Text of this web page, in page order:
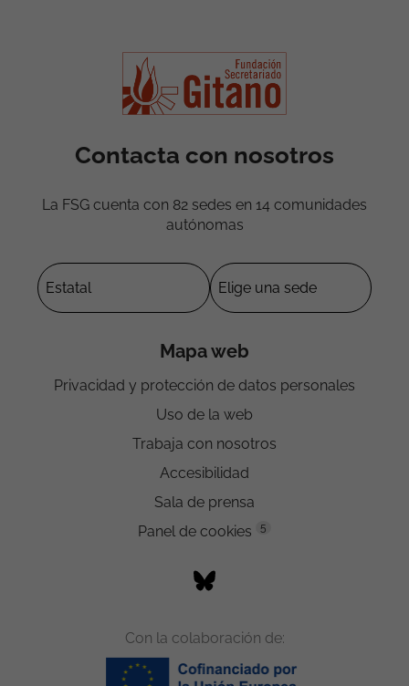
Contacta con nosotros
La FSG cuenta con 82 sedes en 14 comunidades
autónomas
Mapa web
Privacidad y protección de datos personales
Uso de la web
Trabaja con nosotros
Accesibilidad
Sala de prensa
Panel de cookies
5
Con la colaboración de: